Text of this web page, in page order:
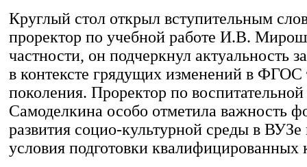
Круглый стол открыл вступительным
проректор по учебной работе И.В.
частности, он подчеркнул актуальность
в контексте грядущих изменений в ФГОС
поколения. Проректор по
Самоделкина особо отметила важность
развития социо-культурной среды в ВУЗе
условия подготовки квалифицированных